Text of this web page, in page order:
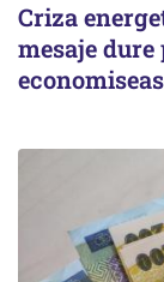
Criza
mesaje dure